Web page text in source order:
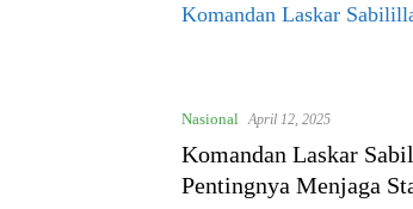
Komandan Laskar
Nasional April 12, 2025
Komandan Laskar
Pentingnya Menjaga